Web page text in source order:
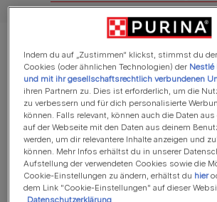
Es werden 12 von 13 Artikeln angezeigt
Meistgelesene Artikel
Eine Katze adoptieren
Die 100 besten
männliche Katzen
7 min Lesezeit
Indem du auf „Zustimmen“ klickst, stimmst du
Cookies (oder ähnlichen Technologien) der Nestlé
und mit ihr gesellschaftsrechtlich verbundenen
ihren Partnern zu. Dies ist erforderlich, um die
zu verbessern und für dich personalisierte
können. Falls relevant, können auch die Daten
auf der Webseite mit den Daten aus deinem
werden, um dir relevantere Inhalte anzeigen und
können. Mehr Infos erhältst du in unserer
Aufstellung der verwendeten Cookies sowie die
Cookie-Einstellungen zu ändern, erhältst du hier
dem Link "Cookie-Einstellungen" auf dieser
Datenschutzerklärung